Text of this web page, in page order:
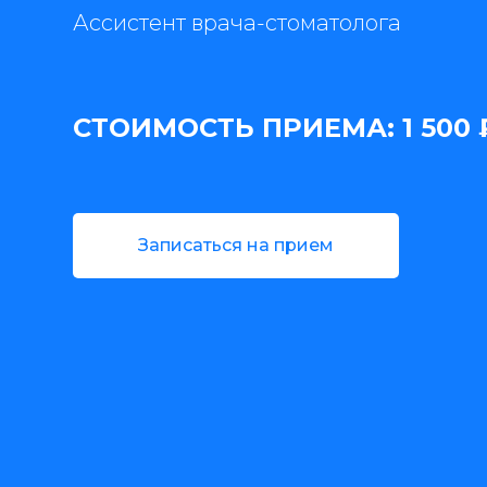
Ассистент врача-стоматолога
СТОИМОСТЬ ПРИЕМА: 1 500
Записаться на прием